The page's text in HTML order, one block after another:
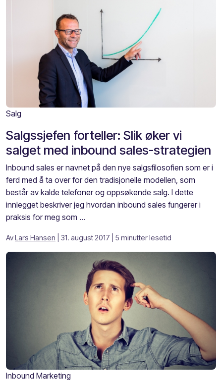
Salg
Salgssjefen forteller: Slik øker vi
salget med inbound sales-strategien
Inbound sales er navnet på den nye salgsfilosofien som er i
ferd med å ta over for den tradisjonelle modellen, som
består av kalde telefoner og oppsøkende salg. I dette
innlegget beskriver jeg hvordan inbound sales fungerer i
praksis for meg som ...
AvLars Hansen | 31. august 2017 | 5 minutter lesetid
Inbound Marketing